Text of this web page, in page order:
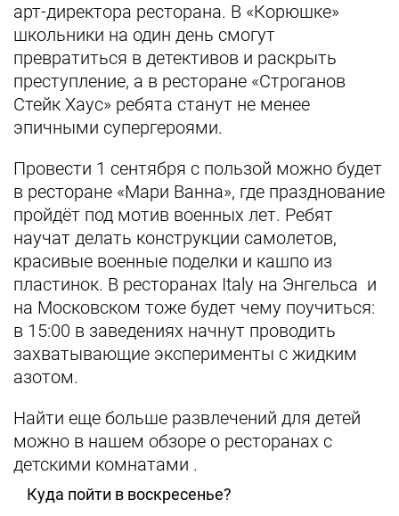
арт-директора ресторана. В «Корюшке»
школьники на один день смогут
превратиться в детективов и раскрыть
преступление, а в ресторане «Строганов
Стейк Хаус» ребята станут не менее
эпичными супергероями.
Провести 1 сентября с пользой можно будет
в ресторане «Мари Ванна», где празднование
пройдёт под мотив военных лет. Ребят
научат делать конструкции самолетов,
красивые военные поделки и кашпо из
пластинок. В ресторанах Italy на Энгельса и
на Московском тоже будет чему поучиться:
в 15:00 в заведениях начнут проводить
захватывающие эксперименты с жидким
азотом.
Найти еще больше развлечений для детей
можно в нашем обзоре о ресторанах с
детскими комнатами .
Куда пойти в воскресенье?